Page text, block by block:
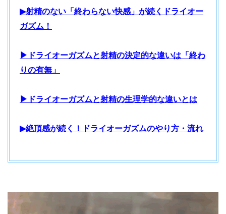
▶射精のない「終わらない快感」が続くドライオー
ガズム！
▶ドライオーガズムと射精の決定的な違いは「終わ
りの有無」
▶ドライオーガズムと射精の生理学的な違いとは
▶絶頂感が続く！ドライオーガズムのやり方・流れ